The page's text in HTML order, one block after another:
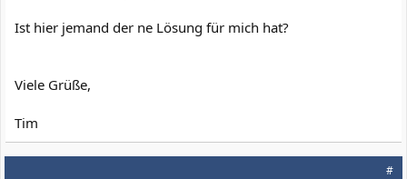
Ist hier jemand der ne Lösung für mich hat?
Viele Grüße,
Tim
#